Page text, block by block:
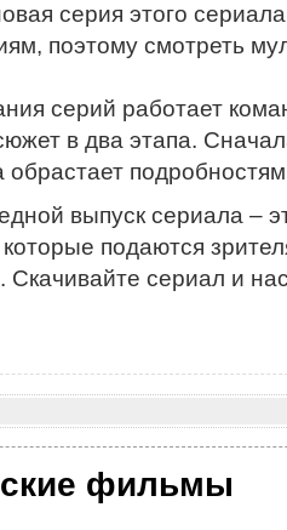
серия этого
поэтому смотреть
серий работает
в два этапа.
обрастает
выпуск сериала –
подаются
сериал и
фильмы